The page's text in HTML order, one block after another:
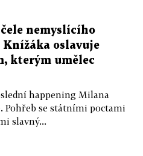
nemyslícího
Knížáka oslavuje
kterým umělec
happening Milana
Pohřeb se státními poctami
slavný...